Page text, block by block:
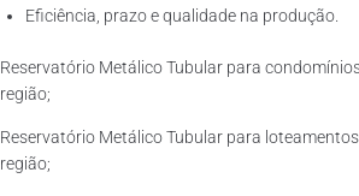
Eficiência, prazo e qualidade na produção.
Reservatório Metálico Tubular para
região;
Reservatório Metálico Tubular para
região;